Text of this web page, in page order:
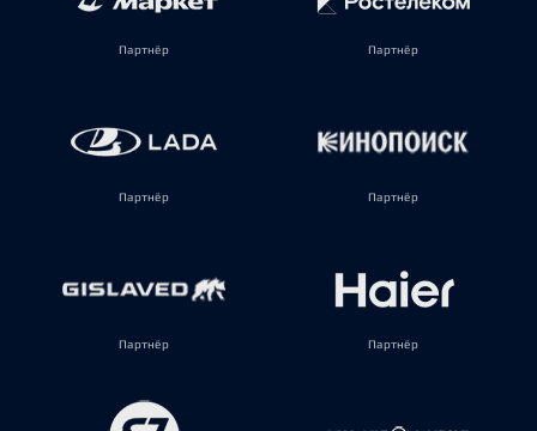
Партнёр Партнёр
Партнёр Партнёр
Партнёр Партнёр